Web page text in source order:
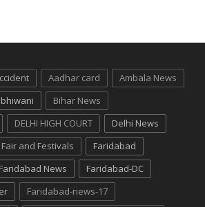
Aadhar card
Ambala News
bhiwani
Bihar News
DELHI HIGH COURT
Delhi News
Fair and Festivals
Faridabad
Faridabad News
Faridabad-DC
Faridabad-news-17